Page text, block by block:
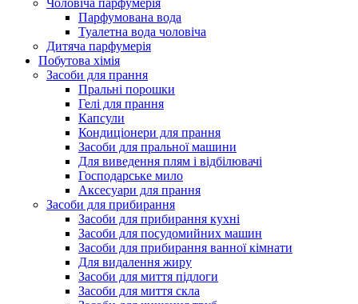
Чоловіча парфумерія
Парфумована вода
Туалетна вода чоловіча
Дитяча парфумерія
Побутова хімія
Засоби для прання
Пральні порошки
Гелі для прання
Капсули
Кондиціонери для прання
Засоби для пральної машини
Для виведення плям і відбілювачі
Господарське мило
Аксесуари для прання
Засоби для прибирання
Засоби для прибирання кухні
Засоби для посудомийних машин
Засоби для прибирання ванної кімнати
Для видалення жиру
Засоби для миття підлоги
Засоби для миття скла